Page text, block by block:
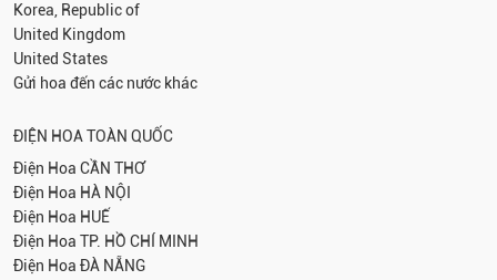
Korea, Republic of
United Kingdom
United States
Gửi hoa đến các nước khác
ĐIỆN HOA TOÀN QUỐC
Điện Hoa CẦN THƠ
Điện Hoa HÀ NỘI
Điện Hoa HUẾ
Điện Hoa TP. HỒ CHÍ MINH
Điện Hoa ĐÀ NẴNG